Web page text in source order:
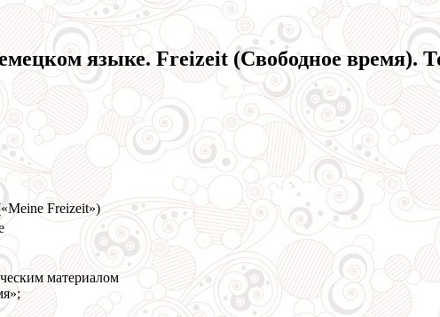
языке. Freizeit (Свободное время).
Freizeit»)
материалом